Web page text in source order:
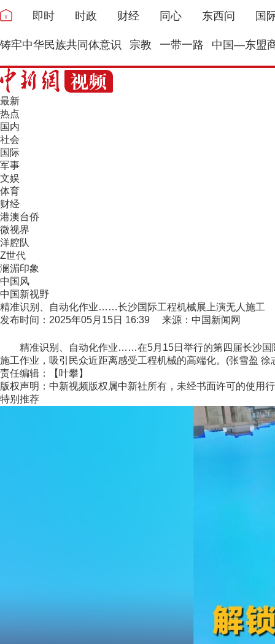
即时 时政 财经 同心 东西问 国
铸牢中华民族共同体意识 宗教 一带一路 中国—东盟
最新
热点
国内
社会
国际
军事
文娱
体育
财经
港澳台侨
微视界
洋腔队
Z世代
澜湄印象
中国风
中国新视野
精准识别、自动化作业……长沙国际工程机械展上演无人施工
发布时间：2025年05月15日 16:39 来源：中国新闻网
精准识别、自动化作业……在5月15日举行的第四届长沙国际
施工作业，吸引民众近距离感受工程机械的高端化。(张雪盈 徐
责任编辑：【叶攀】
版权声明：中新视频版权属中新社所有，未经书面许可的使用
特别推荐